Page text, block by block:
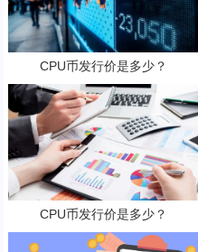
CPU币发行价是多少？
CPU币发行价是多少？